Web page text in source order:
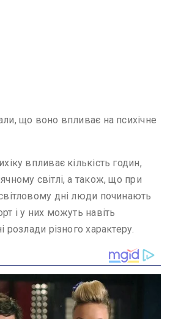
що воно впливає на психічне
впливає кількість годин,
світлі, а також, що при
дні люди починають
і у них можуть навіть
розлади різного характеру.